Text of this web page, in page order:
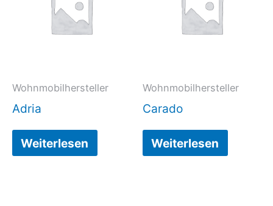
Wohnmobilhersteller
Adria
Weiterlesen
Wohnmobilhersteller
Carado
Weiterlesen